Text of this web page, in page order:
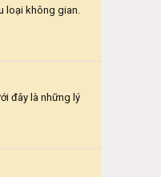
loại không gian.
đây là những lý